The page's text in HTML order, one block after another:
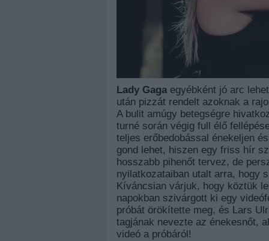
Lady Gagaegyébként jó arc
után pizzát rendelt azoknak a
A bulit amúgy betegségre
turné során végig full élő
teljes erőbedobással énekeljen
gond lehet, hiszen egy friss hír
hosszabb pihenőt tervez, de
nyilatkozataiban utalt arra, hogy
Kíváncsian várjuk, hogy köztük
napokban szivárgott ki egy
próbát örökítette meg, és Lars
tagjának nevezte az énekesnőt,
videó a próbáról!